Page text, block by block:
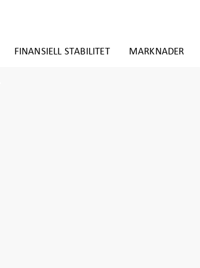
FINANSIELL STABILITET MARKNADER